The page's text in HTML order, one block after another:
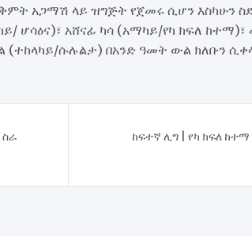
አጋማሽ ላይ ዝግጅት የጀመሩ ሲሆን እስካሁን
ሆሳዕና)፣ አሸናፊ ካሳ (አማካይ/የካ ክፍለ
(ተከላካይ/ሱሉልታ) በአንድ ዓመት ውል ክለቡን
ከፍተኛ ሊግ | የካ ክፍለ